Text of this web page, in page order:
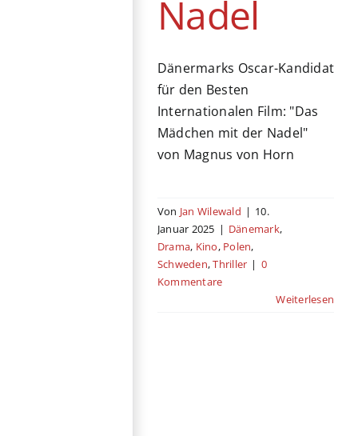
Nadel
Dänermarks Oscar-Kandidat
für den Besten
Internationalen Film: "Das
Mädchen mit der Nadel"
von Magnus von Horn
Von Jan Wilewald | 10.
Januar 2025 | Dänemark,
Drama, Kino, Polen,
Schweden,Thriller | 0
Kommentare
Weiterlesen